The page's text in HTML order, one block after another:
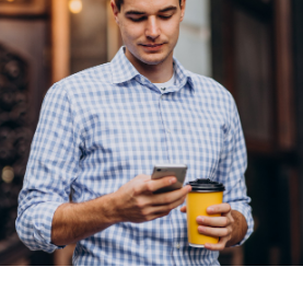
Обзор
для
развлечений
спортивных
Авг 5, 2026